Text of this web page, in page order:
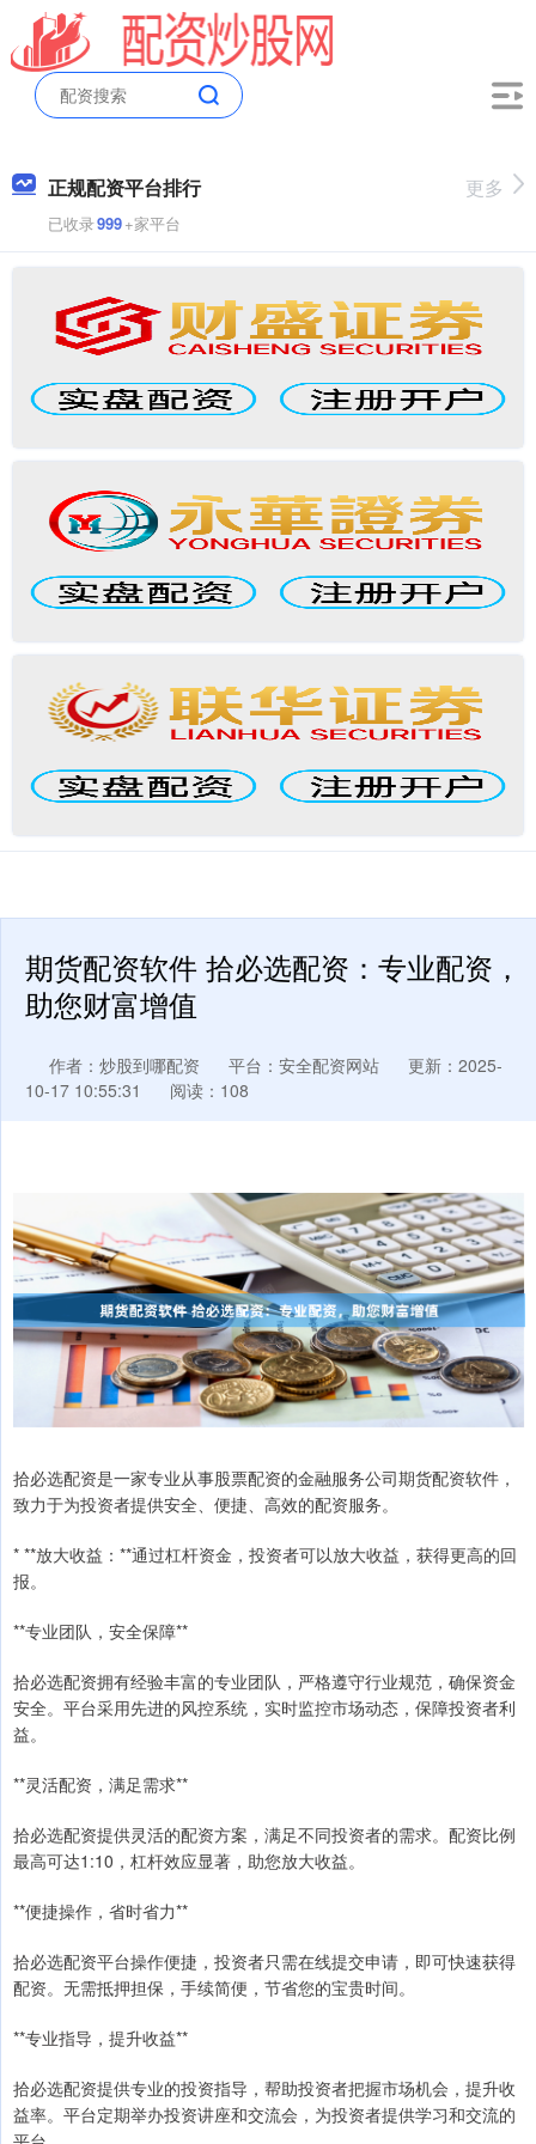
正规配资平台排行
已收录999+家平台
更多
期货配资软件 拾必选配资：专业配资，
助您财富增值
作者：炒股到哪配资 平台：安全配资网站
更新：2025-
10-17 10:55:31
阅读：108
拾必选配资是一家专业从事股票配资的金融服务公司期货配资软件，
致力于为投资者提供安全、便捷、高效的配资服务。
* **放大收益：**通过杠杆资金，投资者可以放大收益，获得更高的回
报。
**专业团队，安全保障**
拾必选配资拥有经验丰富的专业团队，严格遵守行业规范，确保资金
安全。平台采用先进的风控系统，实时监控市场动态，保障投资者利
益。
**灵活配资，满足需求**
拾必选配资提供灵活的配资方案，满足不同投资者的需求。配资比例
最高可达1:10，杠杆效应显著，助您放大收益。
**便捷操作，省时省力**
拾必选配资平台操作便捷，投资者只需在线提交申请，即可快速获得
配资。无需抵押担保，手续简便，节省您的宝贵时间。
**专业指导，提升收益**
拾必选配资提供专业的投资指导，帮助投资者把握市场机会，提升收
益率。平台定期举办投资讲座和交流会，为投资者提供学习和交流的